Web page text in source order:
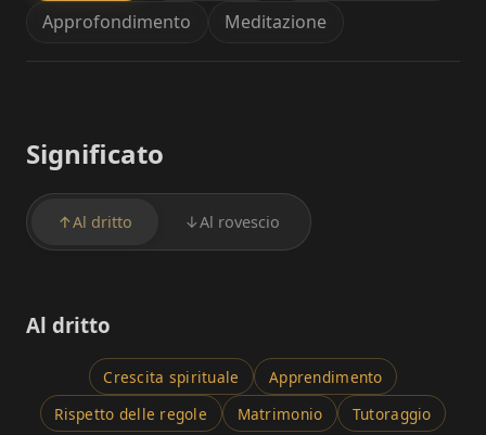
Approfondimento
Meditazione
Significato
↑Al dritto ↓Al rovescio
Al dritto
Crescita spirituale
Apprendimento
Rispetto delle regole
Matrimonio Tutoraggio